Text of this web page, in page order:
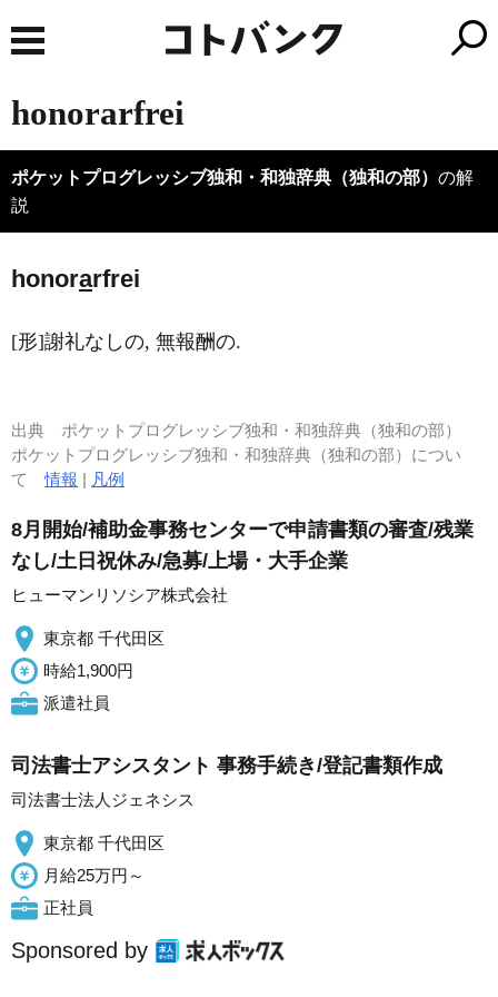
honorarfrei
ポケットプログレッシブ独和・和独辞典（独和の部） の解
説
honorarfrei
[形]謝礼なしの, 無報酬の.
出典 ポケットプログレッシブ独和・和独辞典（独和の部）
ポケットプログレッシブ独和・和独辞典（独和の部）につい
て情報 | 凡例
8月開始/補助金事務センターで申請書類の審査/残業
なし/土日祝休み/急募/上場・大手企業
ヒューマンリソシア株式会社
東京都 千代田区
時給1,900円
派遣社員
司法書士アシスタント 事務手続き/登記書類作成
司法書士法人ジェネシス
東京都 千代田区
月給25万円～
正社員
Sponsored by